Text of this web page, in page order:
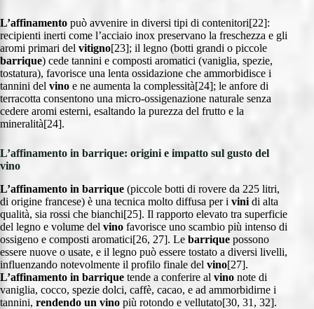
L’affinamento può avvenire in diversi tipi di contenitori[22]:
recipienti inerti come l’acciaio inox preservano la freschezza e gli
aromi primari del vitigno[23]; il legno (botti grandi o piccole
barrique) cede tannini e composti aromatici (vaniglia, spezie,
tostatura), favorisce una lenta ossidazione che ammorbidisce i
tannini del vino e ne aumenta la complessità[24]; le anfore di
terracotta consentono una micro-ossigenazione naturale senza
cedere aromi esterni, esaltando la purezza del frutto e la
mineralità[24].
L’affinamento in barrique: origini e impatto sul gusto del
vino
L’affinamento in barrique (piccole botti di rovere da 225 litri,
di origine francese) è una tecnica molto diffusa per i vini di alta
qualità, sia rossi che bianchi[25]. Il rapporto elevato tra superficie
del legno e volume del vino favorisce uno scambio più intenso di
ossigeno e composti aromatici[26, 27]. Le barrique possono
essere nuove o usate, e il legno può essere tostato a diversi livelli,
influenzando notevolmente il profilo finale del vino[27].
L’affinamento in barrique tende a conferire al vino note di
vaniglia, cocco, spezie dolci, caffè, cacao, e ad ammorbidirne i
tannini, rendendo un vino più rotondo e vellutato[30, 31, 32].